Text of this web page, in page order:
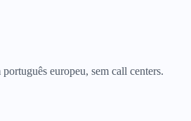
europeu, sem call centers.